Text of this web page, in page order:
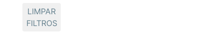
LIMPAR
FILTROS